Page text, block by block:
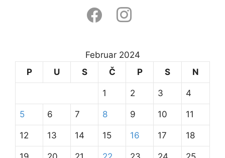
facebookinstagram
Februar 2024
P
U S Č P S N
1 2 3 4
5 6 7 8 9 10 11
12 13 14 15 16 17 18